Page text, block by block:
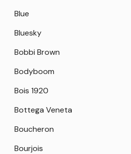
Blue
Bluesky
Bobbi Brown
Bodyboom
Bois 1920
Bottega Veneta
Boucheron
Bourjois